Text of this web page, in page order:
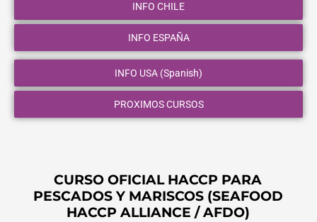
INFO CHILE
INFO ESPAÑA
INFO USA (Spanish)
PROXIMOS CURSOS
CURSO OFICIAL HACCP PARA
PESCADOS Y MARISCOS (SEAFOOD
HACCP ALLIANCE / AFDO)